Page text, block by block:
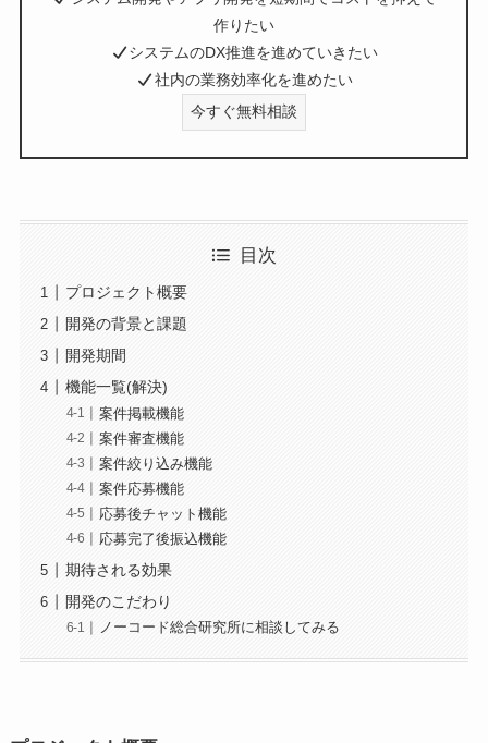
作りたい
システムのDX推進を進めていきたい
社内の業務効率化を進めたい
今すぐ無料相談
目次
プロジェクト概要
開発の背景と課題
開発期間
機能一覧(解決)
案件掲載機能
案件審査機能
案件絞り込み機能
案件応募機能
応募後チャット機能
応募完了後振込機能
期待される効果
開発のこだわり
ノーコード総合研究所に相談してみる